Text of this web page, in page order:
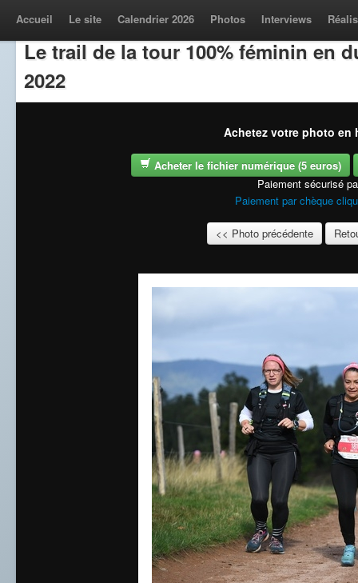
Accueil Le site Calendrier 2026 Photos Interviews
Le trail de la tour 100% féminin en
2022
Achetez votre photo en
Acheter le fichier numérique (5 euros)
Paiement sécurisé
Paiement par chèque
<< Photo précédente